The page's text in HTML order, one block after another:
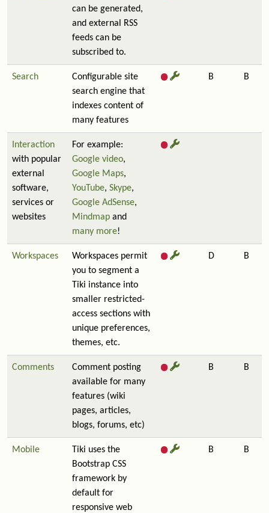
can be generated,
and external RSS
feeds can be
subscribed to.
Search
Configurable site
search engine that
indexes content of
many features
B B
Interaction
with popular
external
software,
services or
websites
For example:
Google video,
Google Maps,
YouTube, Skype,
Google AdSense,
Mindmap and
many more!
Workspaces
Workspaces permit
you to segment a
Tiki instance into
smaller restricted-
access sections with
unique preferences,
themes, etc.
D B
Comments
Comment posting
available for many
features (wiki
pages, articles,
blogs, forums, etc)
B B
Mobile
Tiki uses the
Bootstrap CSS
framework by
default for
responsive web
B B